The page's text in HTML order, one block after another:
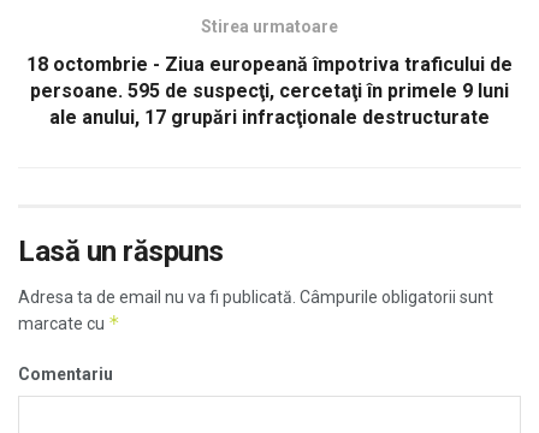
Stirea urmatoare
18 octombrie - Ziua europeană împotriva traficului de
persoane. 595 de suspecţi, cercetaţi în primele 9 luni
ale anului, 17 grupări infracţionale destructurate
Lasă un răspuns
Adresa ta de email nu va fi publicată. Câmpurile obligatorii sunt
marcate cu *
Comentariu